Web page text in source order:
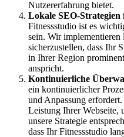
Nutzererfahrung bietet.
Lokale SEO-Strategien
Fitnessstudio ist es
sein. Wir
sicherzustellen, dass Ihr
in Ihrer Region
anspricht.
Kontinuierliche
ein kontinuierlicher
und Anpassung
Leistung Ihrer Webseite,
unsere Strategie
dass Ihr Fitnessstudio